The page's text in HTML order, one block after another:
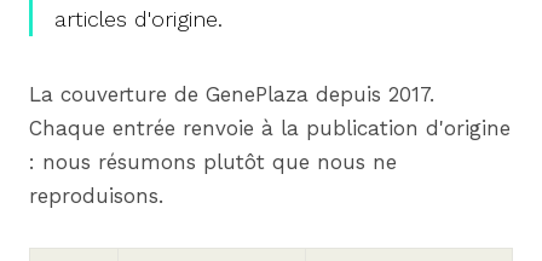
articles d'origine.
La couverture de GenePlaza depuis 2017.
Chaque entrée renvoie à la publication d'origine
: nous résumons plutôt que nous ne
reproduisons.